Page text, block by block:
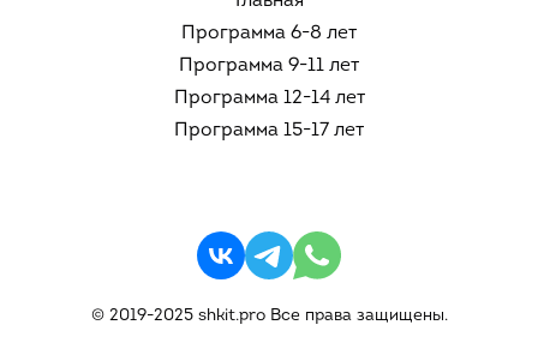
Программа 6-8 лет
Программа 9-11 лет
Программа 12-14 лет
Программа 15-17 лет
© 2019-2025 shkit.pro Все права защищены.